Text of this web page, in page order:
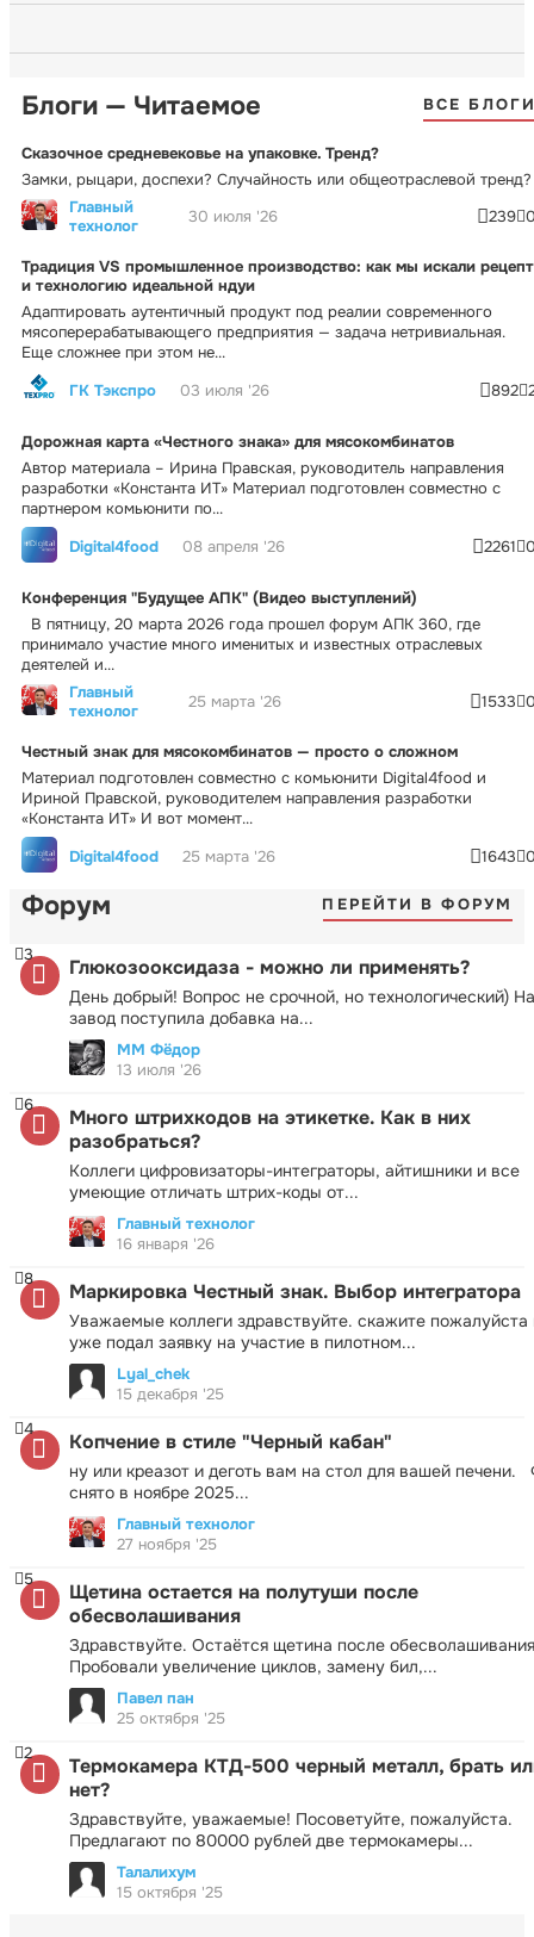
Блоги — Читаемое ВСЕ
Сказочное средневековье на упаковке. Тренд?
Замки, рыцари, доспехи? Случайность или общеотраслевой тренд?
Главный
технолог
30 июля '26 239
Традиция VS промышленное производство: как мы искали рецепт
и технологию идеальной ндуи
Адаптировать аутентичный продукт под реалии современного
мясоперерабатывающего предприятия — задача нетривиальная.
Еще сложнее при этом не...
ГК Тэкспро
03 июля '26 892
Дорожная карта «Честного знака» для мясокомбинатов
Автор материала – Ирина Правская, руководитель направления
разработки «Константа ИТ» Материал подготовлен совместно с
партнером комьюнити по...
Digital4food
08 апреля '26 2261
Конференция "Будущее АПК" (Видео выступлений)
В пятницу, 20 марта 2026 года прошел форум АПК 360, где
принимало участие много именитых и известных отраслевых
деятелей и...
Главный
технолог
25 марта '26 1533
Честный знак для мясокомбинатов — просто о сложном
Материал подготовлен совместно с комьюнити Digital4food и
Ириной Правской, руководителем направления разработки
«Константа ИТ» И вот момент...
Digital4food
25 марта '26 1643
Форум ПЕРЕЙТИ В ФОРУМ
Глюкозооксидаза - можно ли применять?
День добрый! Вопрос не срочной, но технологический) На
завод поступила добавка на...
3
ММ Фёдор
13 июля '26
Много штрихкодов на этикетке. Как в них
разобраться?
Коллеги цифровизаторы-интеграторы, айтишники и все
умеющие отличать штрих-коды от...
6
Главный технолог
16 января '26
Маркировка Честный знак. Выбор интегратора
Уважаемые коллеги здравствуйте. скажите пожалуйста
уже подал заявку на участие в пилотном...
8
Lyal_chek
15 декабря '25
Копчение в стиле "Черный кабан"
ну или креазот и деготь вам на стол для вашей печени.
снято в ноябре 2025...
4
Главный технолог
27 ноября '25
Щетина остается на полутуши после
обесволашивания
Здравствуйте. Остаётся щетина после
Пробовали увеличение циклов, замену бил,...
5
Павел пан
25 октября '25
Термокамера КТД-500 черный металл, брать
нет?
Здравствуйте, уважаемые! Посоветуйте, пожалуйста.
Предлагают по 80000 рублей две термокамеры...
2
Талалихум
15 октября '25